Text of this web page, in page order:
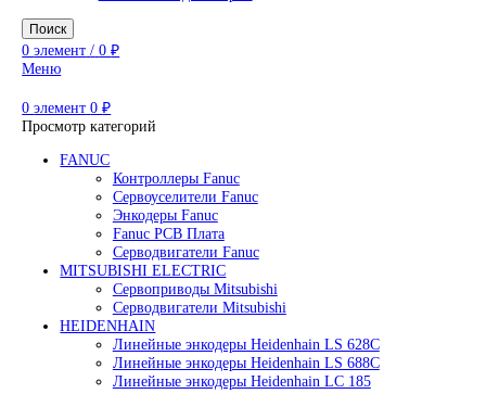
R-1000
Редуктор Fanuc Робот
Робот Delta Fanuc
Робот Fanuc для сварки
элемент 0₽
Меню
элемент 0₽
Просмотр категорий
FANUC
Контроллеры Fanuc